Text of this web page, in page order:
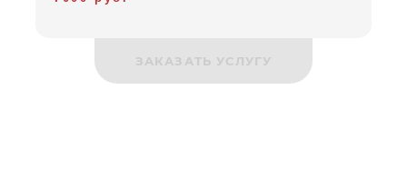
ЗАКАЗАТЬ УСЛУГУ